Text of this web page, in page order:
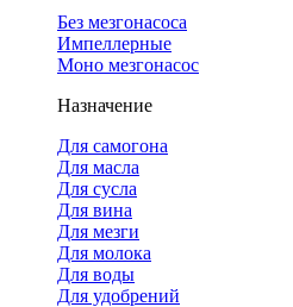
Без мезгонасоса
Импеллерные
Моно мезгонасос
Назначение
Для самогона
Для масла
Для сусла
Для вина
Для мезги
Для молока
Для воды
Для удобрений